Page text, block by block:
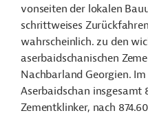
vonseiten der lokalen
schrittweises
wahrscheinlich. zu den
aserbaidschanischen
Nachbarland Georgien.
Aserbaidschan insgesamt
Zementklinker, nach